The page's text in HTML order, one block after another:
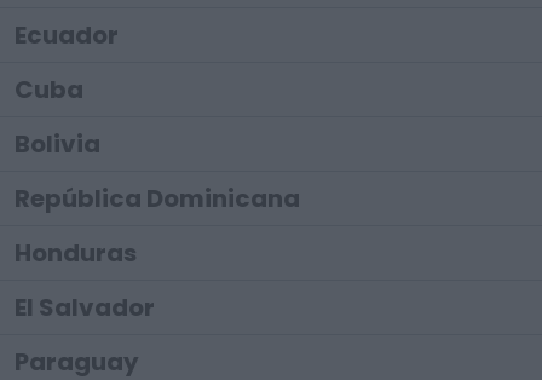
Ecuador
Cuba
Bolivia
República Dominicana
Honduras
El Salvador
Paraguay